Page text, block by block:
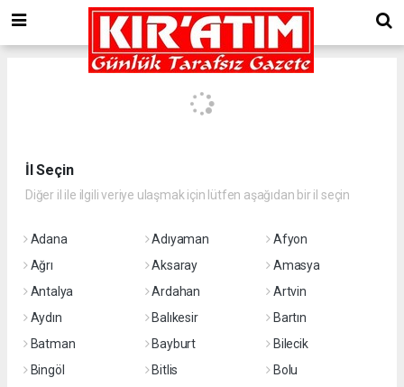
İl Seçin
Diğer il ile ilgili veriye ulaşmak için lütfen aşağıdan bir il seçin
Adana Adıyaman
Afyon
Ağrı
Aksaray
Amasya
Antalya
Ardahan
Artvin
Aydın
Balıkesir
Bartın
Batman
Bayburt
Bilecik
Bingöl
Bitlis
Bolu